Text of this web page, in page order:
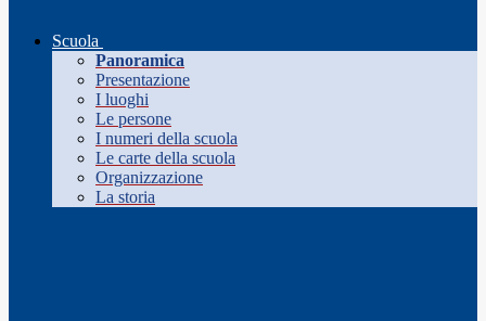
Scuola
Panoramica
Presentazione
I luoghi
Le persone
I numeri della scuola
Le carte della scuola
Organizzazione
La storia